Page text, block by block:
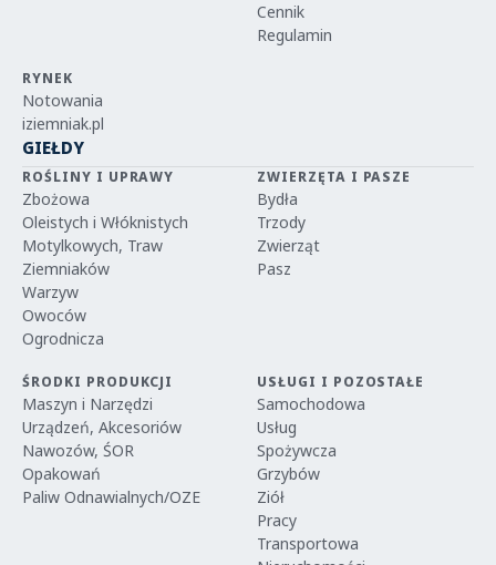
Cennik
Regulamin
RYNEK
Notowania
iziemniak.pl
GIEŁDY
ROŚLINY I UPRAWY
Zbożowa
Oleistych i Włóknistych
Motylkowych, Traw
Ziemniaków
Warzyw
Owoców
Ogrodnicza
ZWIERZĘTA I PASZE
Bydła
Trzody
Zwierząt
Pasz
ŚRODKI PRODUKCJI
Maszyn i Narzędzi
Urządzeń, Akcesoriów
Nawozów, ŚOR
Opakowań
Paliw Odnawialnych/OZE
USŁUGI I POZOSTAŁE
Samochodowa
Usług
Spożywcza
Grzybów
Ziół
Pracy
Transportowa